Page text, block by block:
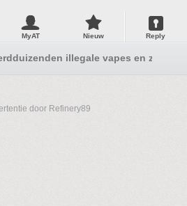
MyAT Nieuw Reply
illegale vapes en zakjes
door Refinery89